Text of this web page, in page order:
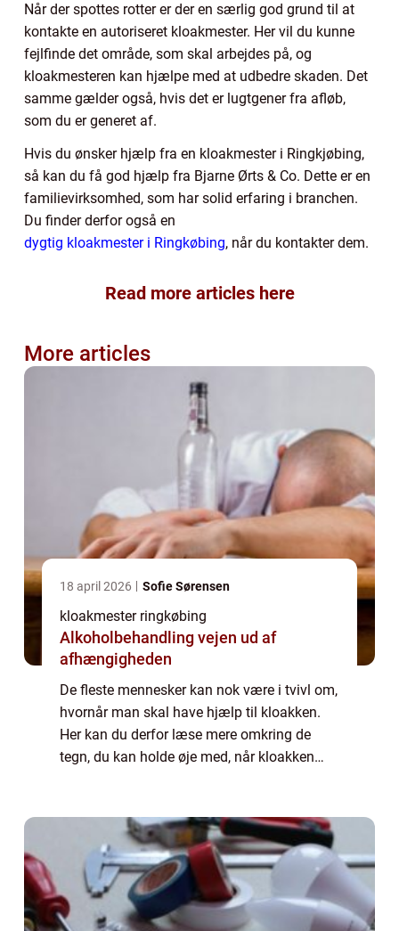
Når der spottes rotter er der en særlig god grund til at
kontakte en autoriseret kloakmester. Her vil du kunne
fejlfinde det område, som skal arbejdes på, og
kloakmesteren kan hjælpe med at udbedre skaden. Det
samme gælder også, hvis det er lugtgener fra afløb,
som du er generet af.
Hvis du ønsker hjælp fra en kloakmester i Ringkjøbing,
så kan du få god hjælp fra Bjarne Ørts & Co. Dette er en
familievirksomhed, som har solid erfaring i branchen.
Du finder derfor også en
dygtig kloakmester i Ringkøbing, når du kontakter dem.
Read more articles here
More articles
18 april 2026 Sofie Sørensen
kloakmester ringkøbing
Alkoholbehandling vejen ud af
afhængigheden
De fleste mennesker kan nok være i tvivl om,
hvornår man skal have hjælp til kloakken.
Her kan du derfor læse mere omkring de
tegn, du kan holde øje med, når kloakken